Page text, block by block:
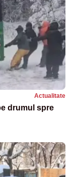
Actualitate
drumul spre